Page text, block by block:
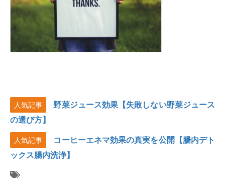
人気記事
野菜ジュース効果【失敗しない野菜ジュース
の選び方】
人気記事
コーヒーエネマ効果の真実を公開【腸内デト
ックス腸内洗浄】